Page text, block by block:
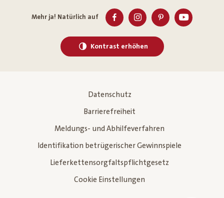
Mehr ja! Natürlich auf
Kontrast erhöhen
Datenschutz
Barrierefreiheit
Meldungs- und Abhilfeverfahren
Identifikation betrügerischer Gewinnspiele
Lieferkettensorgfaltspflichtgesetz
Cookie Einstellungen